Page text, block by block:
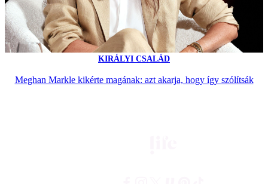
KIRÁLYI CSALÁD
Meghan Markle kikérte magának: azt akarja, hogy így szólítsák